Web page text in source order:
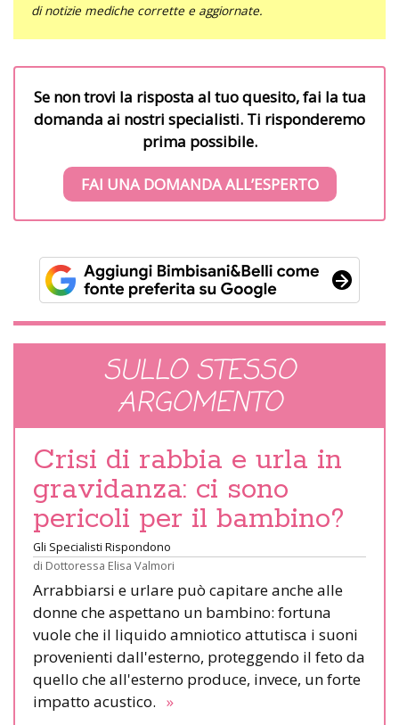
di notizie mediche corrette e aggiornate.
Se non trovi la risposta al tuo quesito, fai la tua
domanda ai nostri specialisti. Ti risponderemo
prima possibile.
FAI UNA DOMANDA ALL’ESPERTO
SULLO STESSO
ARGOMENTO
Crisi di rabbia e urla in
gravidanza: ci sono
pericoli per il bambino?
Gli Specialisti Rispondono
di Dottoressa Elisa Valmori
Arrabbiarsi e urlare può capitare anche alle
donne che aspettano un bambino: fortuna
vuole che il liquido amniotico attutisca i suoni
provenienti dall'esterno, proteggendo il feto da
quello che all'esterno produce, invece, un forte
impatto acustico. »